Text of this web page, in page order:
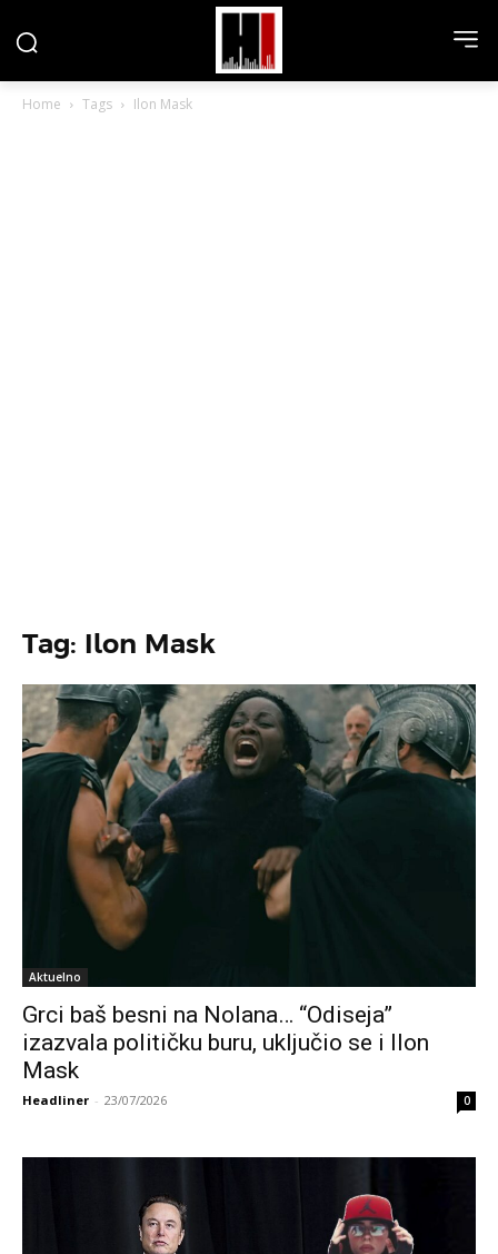
Home Tags Ilon Mask
Tag: Ilon Mask
Aktuelno
Grci baš besni na Nolana… “Odiseja”
izazvala političku buru, uključio se i Ilon
Mask
Headliner - 23/07/2026 0